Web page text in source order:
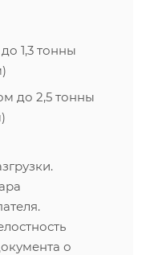
1,3 тонны
до 2,5 тонны
о